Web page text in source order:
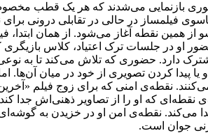
بازنمایی می‌شدند که هر یک قطب مخصوص
فیلمساز در حالی در تقابلی درونی
همین نقطه آغاز می‌شود. از همان
او در جلسات ترک اعتیاد، کلاس
دارد. حضوری که تلاش می‌کند تا به
یا پیدا کردن تصویری از خود در میان
نقطه‌ی امنی که برای زوج فیلم
که او را از تصاویر ذهنی‌اش جدا کند
نقطه‌ی امن او در خزیدن به
جوان است.